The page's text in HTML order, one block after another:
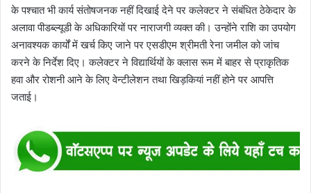
के पश्चात भी कार्य संतोषजनक नहीं दिखाई देने पर कलेक्टर ने संबंधित ठेकेदार के
अलावा पीडब्ल्यूडी के अधिकारियों पर नाराजगी व्यक्त की। उन्होंने राशि का उपयोग
अनावश्यक कार्यों में खर्च किए जाने पर एसडीएम श्रीमती रेना जमील को जांच
करने के निर्देश दिए। कलेक्टर ने विद्यार्थियों के क्लास रूम में बाहर से प्राकृतिक
हवा और रोशनी आने के लिए वेन्टीलेशन तथा खिड़कियां नहीं होने पर आपत्ति
जताई।